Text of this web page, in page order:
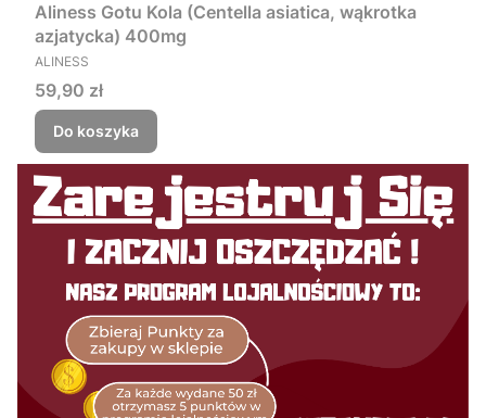
Aliness Gotu Kola (Centella asiatica, wąkrotka
azjatycka) 400mg
PRODUCENT
ALINESS
Cena
59,90 zł
Do koszyka